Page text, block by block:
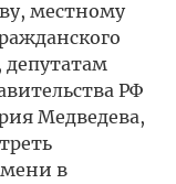
местному
депутатам
РФ
Медведева,
в